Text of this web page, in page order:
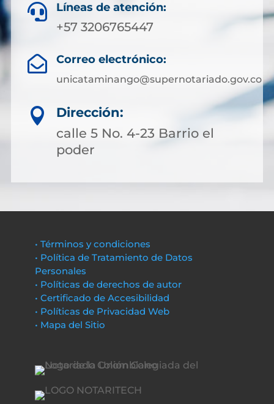
 Líneas de atención:
+57 3206765447
 Correo electrónico:
unicataminango@supernotariado.gov.co

Dirección:
calle 5 No. 4-23 Barrio el
poder
• Términos y condiciones
• Política de Tratamiento de Datos
Personales
• Políticas de derechos de autor
• Certificado de Accesibilidad
• Políticas de Privacidad Web
• Mapa del Sitio